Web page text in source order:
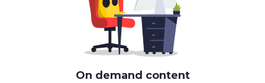
On demand content